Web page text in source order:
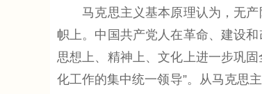
马克思主义基本原理认为，无产
帜上。中国共产党人在革命、建设
思想上、精神上、文化上进一步巩
化工作的集中统一领导”。从马克思